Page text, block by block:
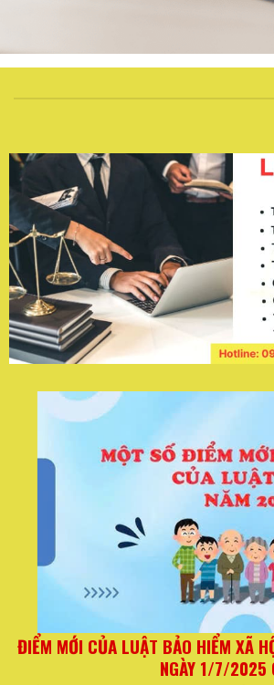
Quy định mới đối với hộ kinh
thay đổi quan trọng về